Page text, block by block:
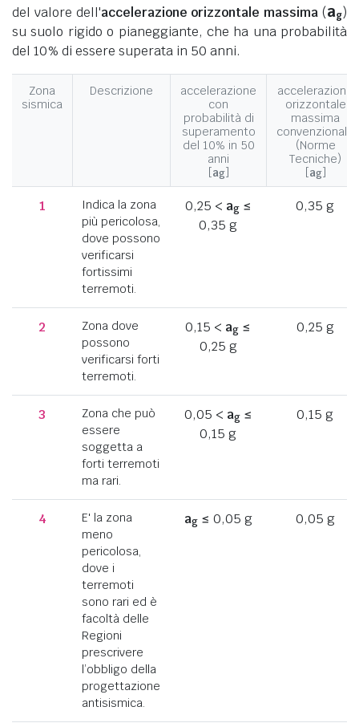
del valore dell'accelerazione orizzontale massima (ag)
su suolo rigido o pianeggiante, che ha una probabilità
del 10% di essere superata in 50 anni.
Zona
sismica
Descrizione
accelerazione
con
probabilità di
superamento
del 10% in 50
anni
[ag]
accelerazione
orizzontale
massima
convenzionale
(Norme
Tecniche)
[ag]
1
Indica la zona
più pericolosa,
dove possono
verificarsi
fortissimi
terremoti.
0,25 < ag≤
0,35 g
0,35 g
2
Zona dove
possono
verificarsi forti
terremoti.
0,15 < ag ≤
0,25 g
0,25 g
3
Zona che può
essere
soggetta a
forti terremoti
ma rari.
0,05 < ag≤
0,15 g
0,15 g
4
E' la zona
meno
pericolosa,
dove i
terremoti
sono rari ed è
facoltà delle
Regioni
prescrivere
l’obbligo della
progettazione
antisismica.
ag≤ 0,05 g 0,05 g